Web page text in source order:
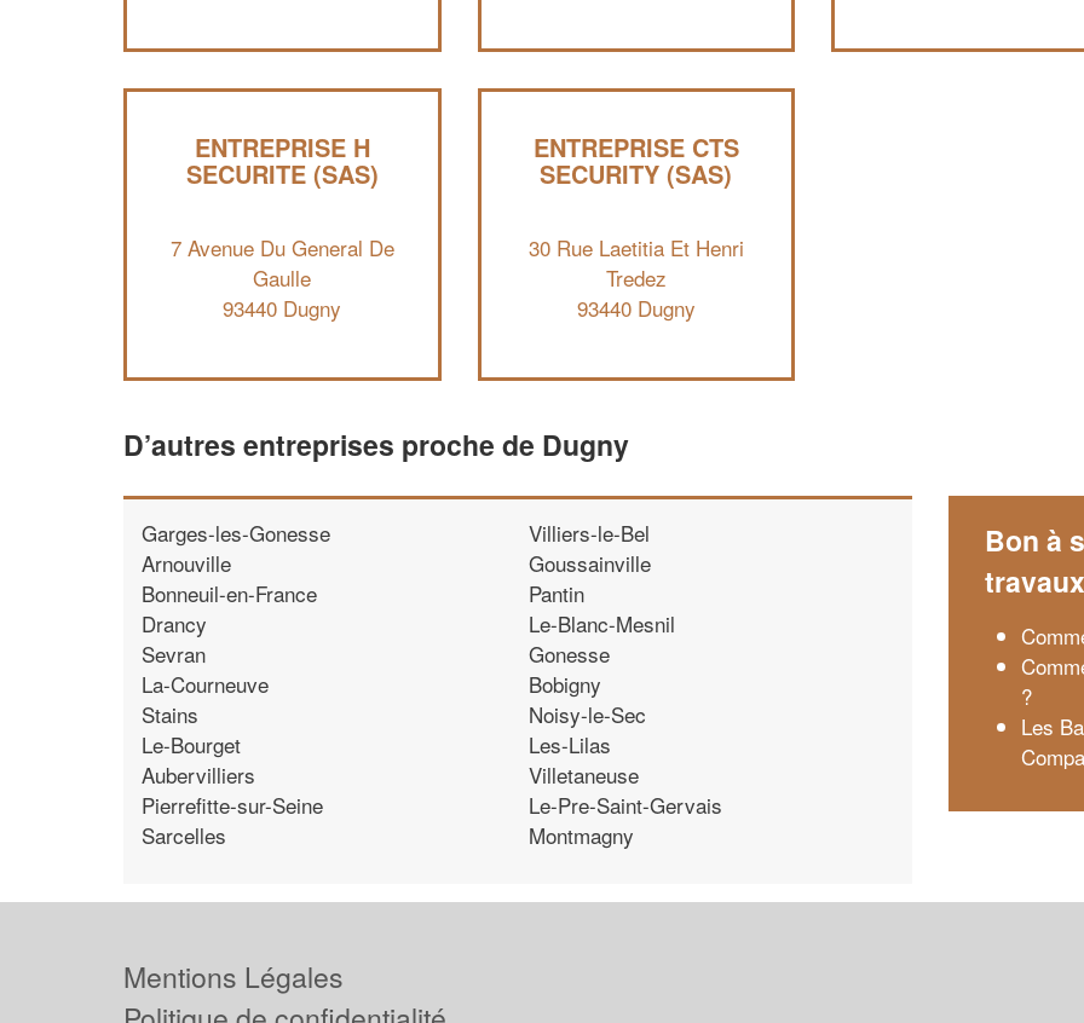
ENTREPRISE H
SECURITE (SAS)
7 Avenue Du General De
Gaulle
93440 Dugny
ENTREPRISE CTS
SECURITY (SAS)
30 Rue Laetitia Et Henri
Tredez
93440 Dugny
D’autres entreprises proche de Dugny
Garges-les-Gonesse
Arnouville
Bonneuil-en-France
Drancy
Sevran
La-Courneuve
Stains
Le-Bourget
Aubervilliers
Pierrefitte-sur-Seine
Sarcelles
Villiers-le-Bel
Goussainville
Pantin
Le-Blanc-Mesnil
Gonesse
Bobigny
Noisy-le-Sec
Les-Lilas
Villetaneuse
Le-Pre-Saint-Gervais
Montmagny
Bon à
travaux
?
Les
Mentions Légales